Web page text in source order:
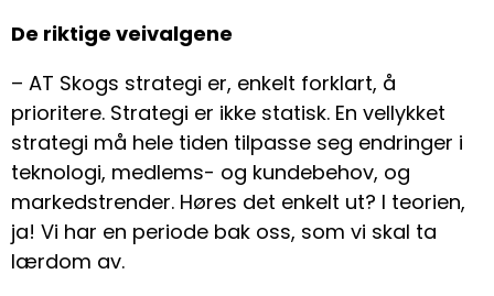
De riktige veivalgene
– AT Skogs strategi er, enkelt forklart, å
prioritere. Strategi er ikke statisk. En vellykket
strategi må hele tiden tilpasse seg endringer i
teknologi, medlems- og kundebehov, og
markedstrender. Høres det enkelt ut? I teorien,
ja! Vi har en periode bak oss, som vi skal ta
lærdom av.